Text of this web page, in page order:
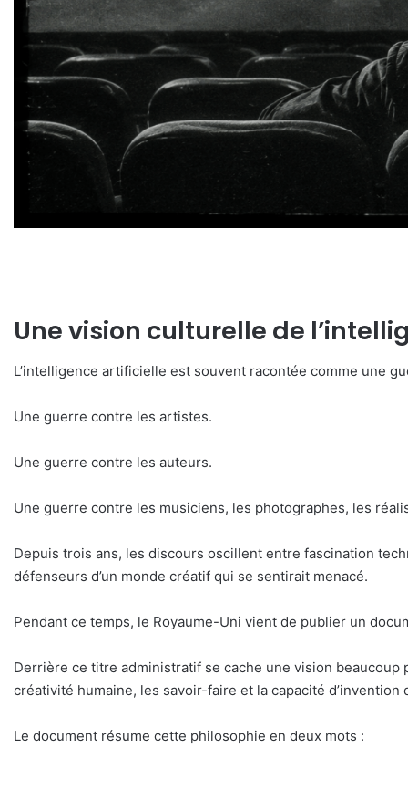
Une vision culturelle de
L’intelligence artificielle est souvent racontée comme une
Une guerre contre les artistes.
Une guerre contre les auteurs.
Une guerre contre les musiciens, les photographes, les
Depuis trois ans, les discours oscillent entre fascination
défenseurs d’un monde créatif qui se sentirait menacé.
Pendant ce temps, le Royaume-Uni vient de publier un
Derrière ce titre administratif se cache une vision
créativité humaine, les savoir-faire et la capacité d’invention
Le document résume cette philosophie en deux mots :